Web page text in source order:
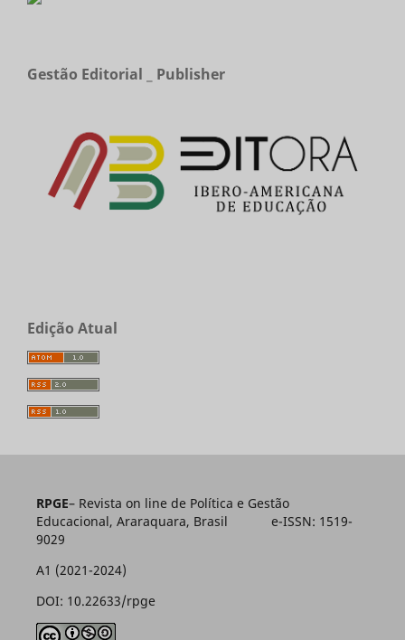
Gestão Editorial _ Publisher
Edição Atual
RPGE– Revista on line de Política e Gestão
Educacional, Araraquara, Brasil e-ISSN: 1519-
9029
A1 (2021-2024)
DOI: 10.22633/rpge